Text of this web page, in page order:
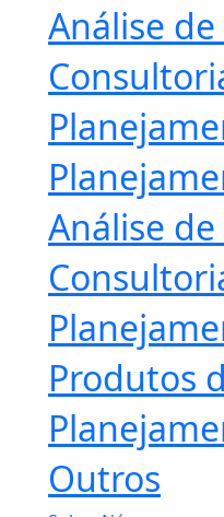
Análise
Análise
Produtos
Outros